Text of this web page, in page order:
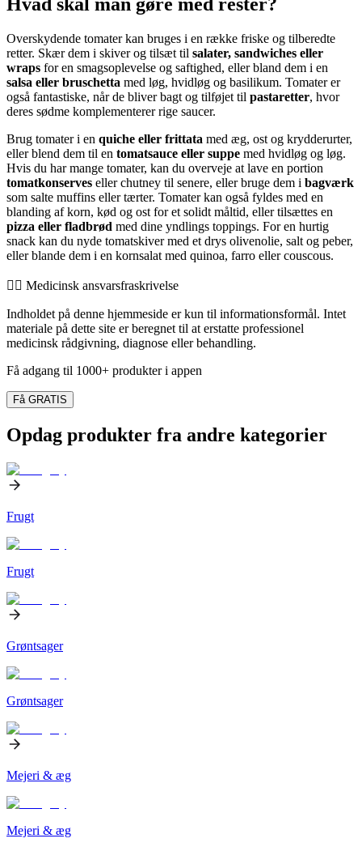
Overskydende tomater kan bruges i en række friske og tilberedte
retter. Skær dem i skiver og tilsæt til salater, sandwiches eller
wraps for en smagsoplevelse og saftighed, eller bland dem i en
salsa eller bruschetta med løg, hvidløg og basilikum. Tomater er
også fantastiske, når de bliver bagt og tilføjet til pastaretter, hvor
deres sødme komplementerer rige saucer.
Brug tomater i en quiche eller frittata med æg, ost og krydderurter,
eller blend dem til en tomatsauce eller suppe med hvidløg og løg.
Hvis du har mange tomater, kan du overveje at lave en portion
tomatkonserves eller chutney til senere, eller bruge dem i bagværk
som salte muffins eller tærter. Tomater kan også fyldes med en
blanding af korn, kød og ost for et solidt måltid, eller tilsættes en
pizza eller fladbrød med dine yndlings toppings. For en hurtig
snack kan du nyde tomatskiver med et drys olivenolie, salt og peber,
eller blande dem i en kornsalat med quinoa, farro eller couscous.
👨‍⚕️️ Medicinsk ansvarsfraskrivelse
Indholdet på denne hjemmeside er kun til informationsformål. Intet
materiale på dette site er beregnet til at erstatte professionel
medicinsk rådgivning, diagnose eller behandling.
Få adgang til 1000+ produkter i appen
Få GRATIS
Opdag produkter fra andre kategorier
Frugt
Frugt
Grøntsager
Grøntsager
Mejeri & æg
Mejeri & æg